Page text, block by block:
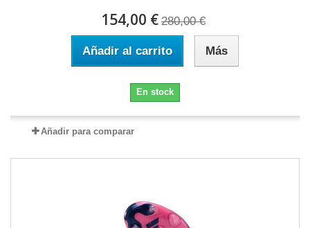
154,00 € 280,00 €
Añadir al carrito Más
En stock
Añadir para comparar